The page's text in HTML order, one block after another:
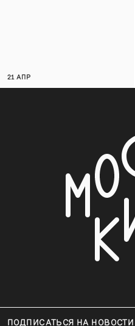
21 АПР
ПОДПИСАТЬСЯ НА